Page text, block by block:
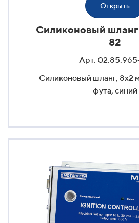
Открыть
Силиконовый
82
Арт.
Силиконовый шланг, 8x2
фута, синий